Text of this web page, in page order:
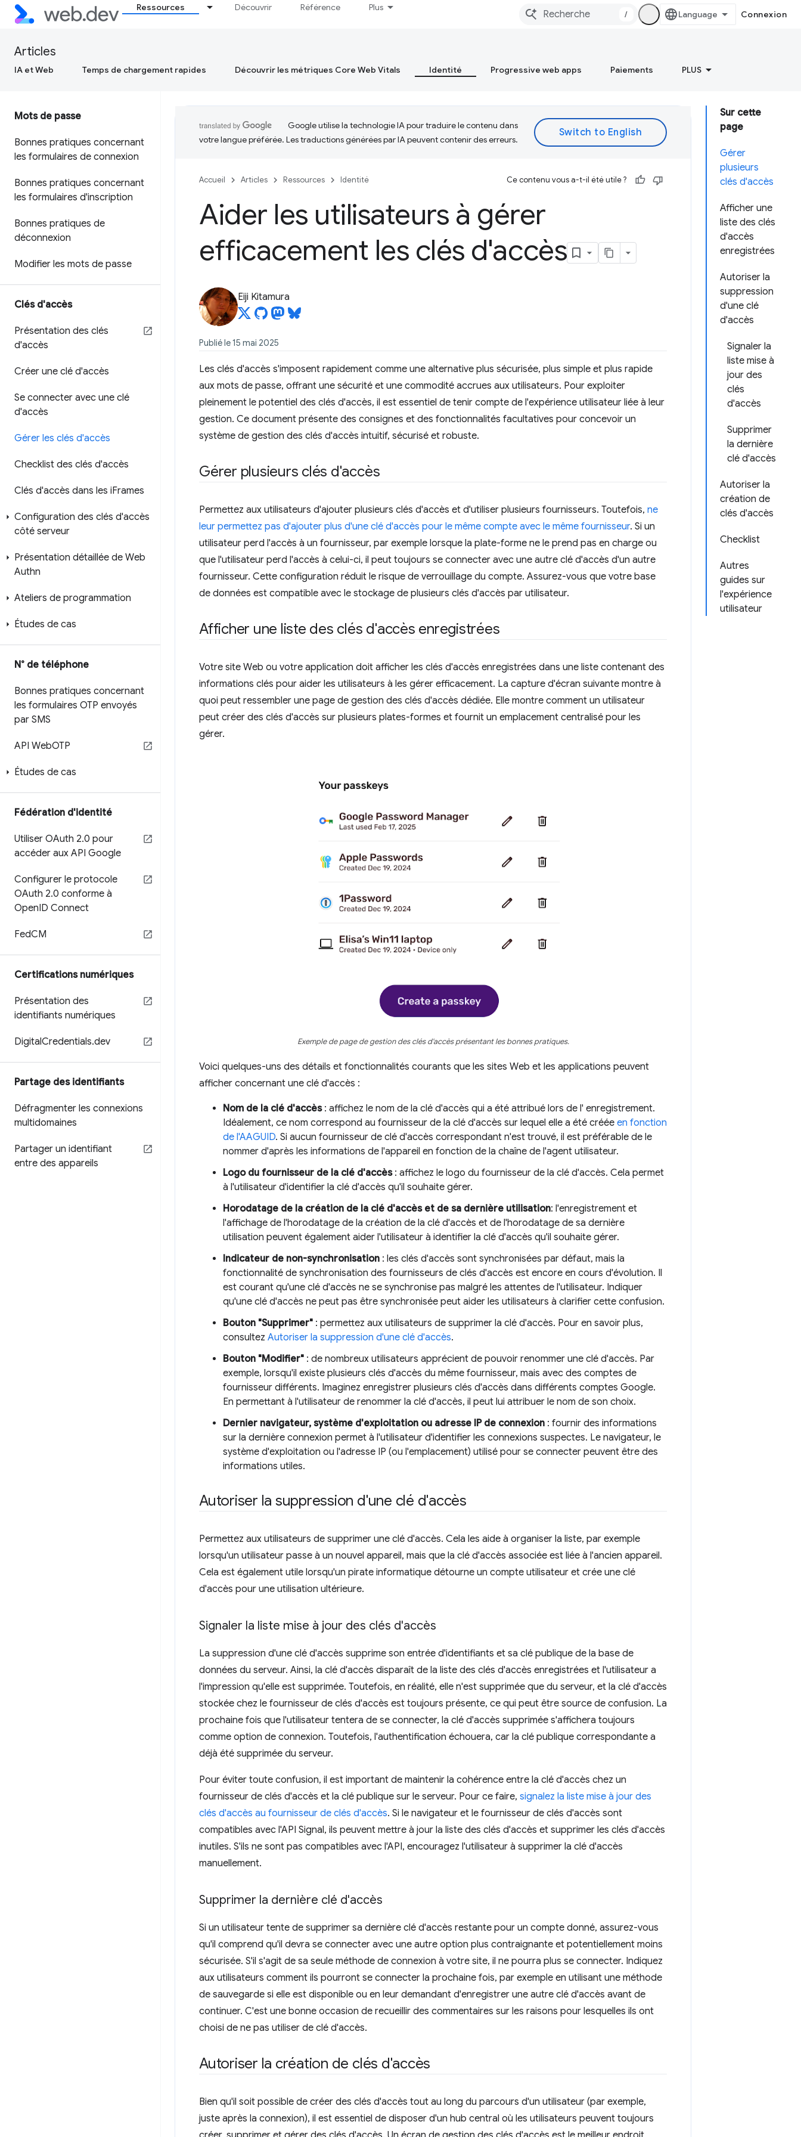
Ressources Découvrir Référence Plus
/ Connexion
Articles
IA et Web Temps de chargement rapides Découvrir les métriques Core Web Vitals Identité Progressive web apps Paiements PLUS
Mots de passe
Bonnes pratiques concernant
les formulaires de connexion
Bonnes pratiques concernant
les formulaires d'inscription
Bonnes pratiques de
déconnexion
Modifier les mots de passe
Clés d'accès
Présentation des clés
d'accès
Créer une clé d'accès
Se connecter avec une clé
d'accès
Gérer les clés d'accès
Checklist des clés d'accès
Clés d'accès dans les iFrames
Configuration des clés d'accès
côté serveur
Présentation détaillée de Web
Authn
Ateliers de programmation
Études de cas
N° de téléphone
Bonnes pratiques concernant
les formulaires OTP envoyés
par SMS
API WebOTP
Études de cas
Fédération d'identité
Utiliser OAuth 2.0 pour
accéder aux API Google
Configurer le protocole
OAuth 2.0 conforme à
OpenID Connect
FedCM
Certifications numériques
Présentation des
identifiants numériques
DigitalCredentials.dev
Partage des identifiants
Défragmenter les connexions
multidomaines
Partager un identifiant
entre des appareils
Sur cette
page
Gérer
plusieurs
clés d'accès
Afficher une
liste des clés
d'accès
enregistrées
Autoriser la
suppression
d'une clé
d'accès
Signaler la
liste mise à
jour des
clés
d'accès
Supprimer
la dernière
clé d'accès
Autoriser la
création de
clés d'accès
Checklist
Autres
guides sur
l'expérience
utilisateur
Google utilise la technologie IA pour traduire le contenu dans
votre langue préférée. Les traductions générées par IA peuvent contenir des erreurs.
Accueil Articles Ressources Identité Ce contenu vous a-t-il été utile ?
Aider les utilisateurs à gérer
efficacement les clés d'accès
Eiji Kitamura
Publié le 15 mai 2025
Les clés d'accès s'imposent rapidement comme une alternative plus sécurisée, plus simple et plus rapide
aux mots de passe, offrant une sécurité et une commodité accrues aux utilisateurs. Pour exploiter
pleinement le potentiel des clés d'accès, il est essentiel de tenir compte de l'expérience utilisateur liée à leur
gestion. Ce document présente des consignes et des fonctionnalités facultatives pour concevoir un
système de gestion des clés d'accès intuitif, sécurisé et robuste.
Gérer plusieurs clés d'accès
Permettez aux utilisateurs d'ajouter plusieurs clés d'accès et d'utiliser plusieurs fournisseurs. Toutefois, ne
leur permettez pas d'ajouter plus d'une clé d'accès pour le même compte avec le même fournisseur. Si un
utilisateur perd l'accès à un fournisseur, par exemple lorsque la plate-forme ne le prend pas en charge ou
que l'utilisateur perd l'accès à celui-ci, il peut toujours se connecter avec une autre clé d'accès d'un autre
fournisseur. Cette configuration réduit le risque de verrouillage du compte. Assurez-vous que votre base
de données est compatible avec le stockage de plusieurs clés d'accès par utilisateur.
Afficher une liste des clés d'accès enregistrées
Votre site Web ou votre application doit afficher les clés d'accès enregistrées dans une liste contenant des
informations clés pour aider les utilisateurs à les gérer efficacement. La capture d'écran suivante montre à
quoi peut ressembler une page de gestion des clés d'accès dédiée. Elle montre comment un utilisateur
peut créer des clés d'accès sur plusieurs plates-formes et fournit un emplacement centralisé pour les
gérer.
Exemple de page de gestion des clés d'accès présentant les bonnes pratiques.
Voici quelques-uns des détails et fonctionnalités courants que les sites Web et les applications peuvent
afficher concernant une clé d'accès :
Nom de la clé d'accès: affichez le nom de la clé d'accès qui a été attribué lors de l' enregistrement.
Idéalement, ce nom correspond au fournisseur de la clé d'accès sur lequel elle a été créée en fonction
de l'AAGUID. Si aucun fournisseur de clé d'accès correspondant n'est trouvé, il est préférable de le
nommer d'après les informations de l'appareil en fonction de la chaîne de l'agent utilisateur.
Logo du fournisseur de la clé d'accès: affichez le logo du fournisseur de la clé d'accès. Cela permet
à l'utilisateur d'identifier la clé d'accès qu'il souhaite gérer.
Horodatage de la création de la clé d'accès et de sa dernière utilisation: l'enregistrement et
l'affichage de l'horodatage de la création de la clé d'accès et de l'horodatage de sa dernière
utilisation peuvent également aider l'utilisateur à identifier la clé d'accès qu'il souhaite gérer.
Indicateur de non-synchronisation : les clés d'accès sont synchronisées par défaut, mais la
fonctionnalité de synchronisation des fournisseurs de clés d'accès est encore en cours d'évolution. Il
est courant qu'une clé d'accès ne se synchronise pas malgré les attentes de l'utilisateur. Indiquer
qu'une clé d'accès ne peut pas être synchronisée peut aider les utilisateurs à clarifier cette confusion.
Bouton "Supprimer" : permettez aux utilisateurs de supprimer la clé d'accès. Pour en savoir plus,
consultez Autoriser la suppression d'une clé d'accès.
Bouton "Modifier" : de nombreux utilisateurs apprécient de pouvoir renommer une clé d'accès. Par
exemple, lorsqu'il existe plusieurs clés d'accès du même fournisseur, mais avec des comptes de
fournisseur différents. Imaginez enregistrer plusieurs clés d'accès dans différents comptes Google.
En permettant à l'utilisateur de renommer la clé d'accès, il peut lui attribuer le nom de son choix.
Dernier navigateur, système d'exploitation ou adresse IP de connexion : fournir des informations
sur la dernière connexion permet à l'utilisateur d'identifier les connexions suspectes. Le navigateur, le
système d'exploitation ou l'adresse IP (ou l'emplacement) utilisé pour se connecter peuvent être des
informations utiles.
Autoriser la suppression d'une clé d'accès
Permettez aux utilisateurs de supprimer une clé d'accès. Cela les aide à organiser la liste, par exemple
lorsqu'un utilisateur passe à un nouvel appareil, mais que la clé d'accès associée est liée à l'ancien appareil.
Cela est également utile lorsqu'un pirate informatique détourne un compte utilisateur et crée une clé
d'accès pour une utilisation ultérieure.
Signaler la liste mise à jour des clés d'accès
La suppression d'une clé d'accès supprime son entrée d'identifiants et sa clé publique de la base de
données du serveur. Ainsi, la clé d'accès disparaît de la liste des clés d'accès enregistrées et l'utilisateur a
l'impression qu'elle est supprimée. Toutefois, en réalité, elle n'est supprimée que du serveur, et la clé d'accès
stockée chez le fournisseur de clés d'accès est toujours présente, ce qui peut être source de confusion. La
prochaine fois que l'utilisateur tentera de se connecter, la clé d'accès supprimée s'affichera toujours
comme option de connexion. Toutefois, l'authentification échouera, car la clé publique correspondante a
déjà été supprimée du serveur.
Pour éviter toute confusion, il est important de maintenir la cohérence entre la clé d'accès chez un
fournisseur de clés d'accès et la clé publique sur le serveur. Pour ce faire, signalez la liste mise à jour des
clés d'accès au fournisseur de clés d'accès. Si le navigateur et le fournisseur de clés d'accès sont
compatibles avec l'API Signal, ils peuvent mettre à jour la liste des clés d'accès et supprimer les clés d'accès
inutiles. S'ils ne sont pas compatibles avec l'API, encouragez l'utilisateur à supprimer la clé d'accès
manuellement.
Supprimer la dernière clé d'accès
Si un utilisateur tente de supprimer sa dernière clé d'accès restante pour un compte donné, assurez-vous
qu'il comprend qu'il devra se connecter avec une autre option plus contraignante et potentiellement moins
sécurisée. S'il s'agit de sa seule méthode de connexion à votre site, il ne pourra plus se connecter. Indiquez
aux utilisateurs comment ils pourront se connecter la prochaine fois, par exemple en utilisant une méthode
de sauvegarde si elle est disponible ou en leur demandant d'enregistrer une autre clé d'accès avant de
continuer. C'est une bonne occasion de recueillir des commentaires sur les raisons pour lesquelles ils ont
choisi de ne pas utiliser de clé d'accès.
Autoriser la création de clés d'accès
Bien qu'il soit possible de créer des clés d'accès tout au long du parcours d'un utilisateur (par exemple,
juste après la connexion), il est essentiel de disposer d'un hub central où les utilisateurs peuvent toujours